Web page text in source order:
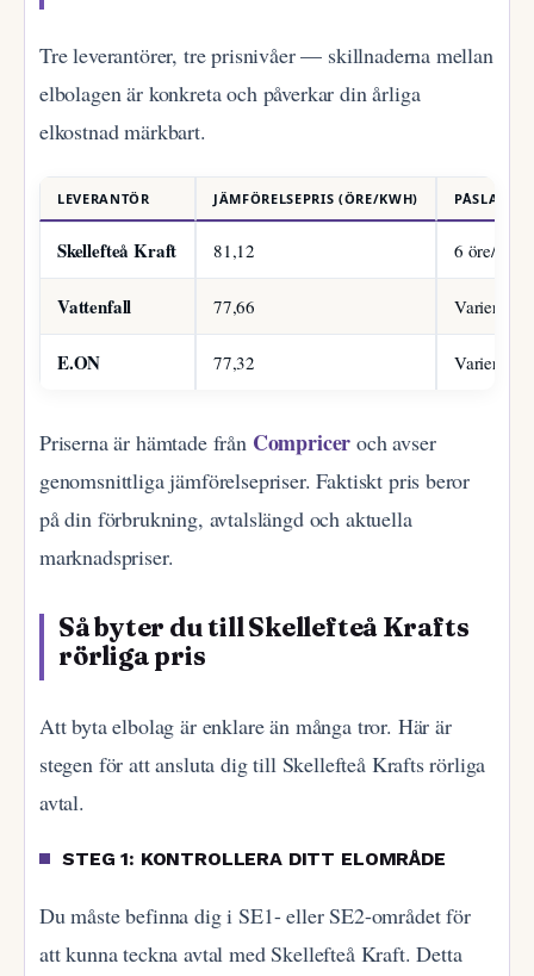
Tre leverantörer, tre prisnivåer — skillnaderna mellan
elbolagen är konkreta och påverkar din årliga
elkostnad märkbart.
LEVERANTÖR JÄMFÖRELSEPRIS (ÖRE/KWH) PÅSLAG
Skellefteå Kraft 81,12 6 öre/kWh
Vattenfall 77,66 Varierar
E.ON 77,32 Varierar
Priserna är hämtade från Compricer och avser
genomsnittliga jämförelsepriser. Faktiskt pris beror
på din förbrukning, avtalslängd och aktuella
marknadspriser.
Så byter du till Skellefteå Krafts
rörliga pris
Att byta elbolag är enklare än många tror. Här är
stegen för att ansluta dig till Skellefteå Krafts rörliga
avtal.
STEG 1: KONTROLLERA DITT ELOMRÅDE
Du måste befinna dig i SE1- eller SE2-området för
att kunna teckna avtal med Skellefteå Kraft. Detta